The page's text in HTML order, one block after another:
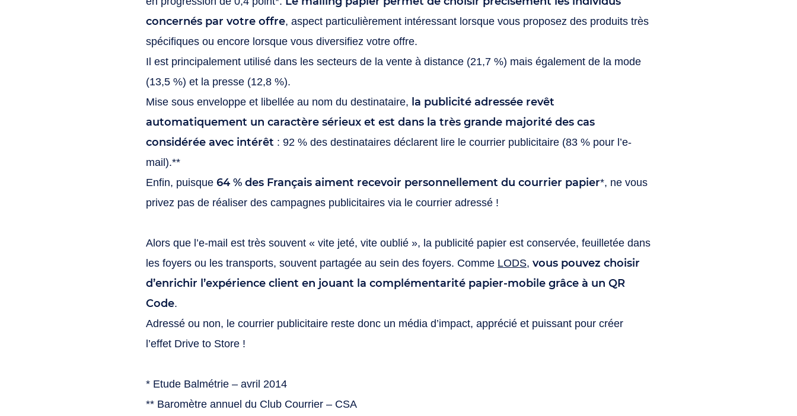
concernés par votre offre, aspect particulièrement intéressant lorsque vous proposez des produits très
spécifiques ou encore lorsque vous diversifiez votre offre.
Il est principalement utilisé dans les secteurs de la vente à distance (21,7 %) mais également de la mode
(13,5 %) et la presse (12,8 %).
Mise sous enveloppe et libellée au nom du destinataire, la publicité adressée revêt
automatiquement un caractère sérieux et est dans la très grande majorité des cas
considérée avec intérêt : 92 % des destinataires déclarent lire le courrier publicitaire (83 % pour l’e-
mail).**
Enfin, puisque 64 % des Français aiment recevoir personnellement du courrier papier*, ne vous
privez pas de réaliser des campagnes publicitaires via le courrier adressé !
Alors que l’e-mail est très souvent « vite jeté, vite oublié », la publicité papier est conservée, feuilletée dans
les foyers ou les transports, souvent partagée au sein des foyers. Comme LODS, vous pouvez choisir
d’enrichir l’expérience client en jouant la complémentarité papier-mobile grâce à un QR
Code.
Adressé ou non, le courrier publicitaire reste donc un média d’impact, apprécié et puissant pour créer
l’effet Drive to Store !
* Etude Balmétrie – avril 2014
** Baromètre annuel du Club Courrier – CSA